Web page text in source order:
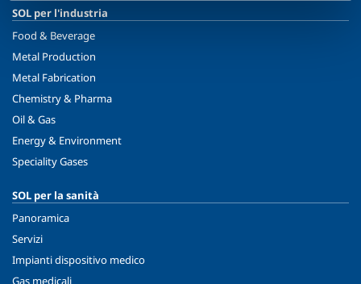
SOL per l'industria
Food & Beverage
Metal Production
Metal Fabrication
Chemistry & Pharma
Oil & Gas
Energy & Environment
Speciality Gases
SOL per la sanità
Panoramica
Servizi
Impianti dispositivo medico
Gas medicali